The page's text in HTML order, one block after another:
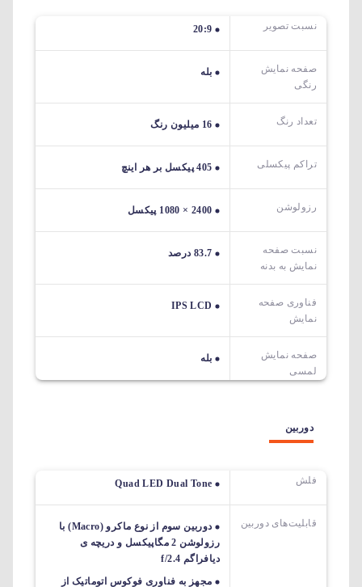
نسبت تصویر 20:9
صفحه نمایش
رنگی
بله
تعداد رنگ 16 میلیون رنگ
تراکم پیکسلی 405 پیکسل بر هر اینچ
رزولوشن 2400 × 1080 پیکسل
نسبت صفحه
نمایش به بدنه
83.7 درصد
فناوری صفحه
نمایش
IPS LCD
صفحه نمایش
لمسی
بله
دوربین
فلش Quad LED Dual Tone
قابلیت‌های دوربین‌
دوربین سوم از نوع ماکرو (Macro) با
رزولوشن 2 مگاپیکسل و دریچه ی
دیافراگم f/2.4
مجهز به فناوری فوکوس اتوماتیک از